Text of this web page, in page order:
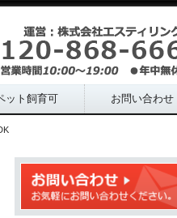
ット飼育可 お問い合わせ